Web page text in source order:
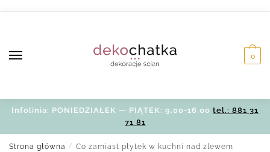
0
Infolinia: PONIEDZIAŁEK — PIĄTEK: 9.00-16.00 tel.: 881 31
71 81
Strona główna / Co zamiast płytek w kuchni nad zlewem